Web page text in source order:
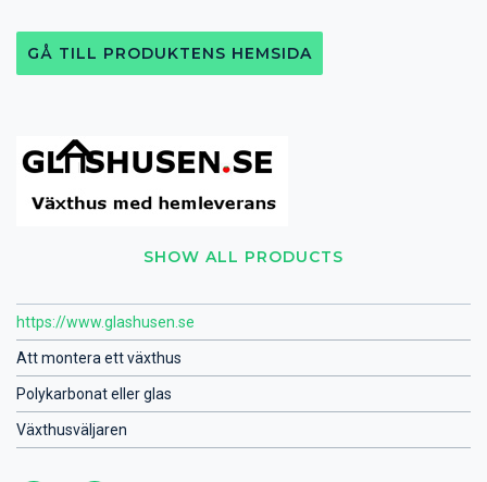
SHOW ALL PRODUCTS
https://www.glashusen.se
Att montera ett växthus
Polykarbonat eller glas
Växthusväljaren
GÅ TILL PRODUKTENS HEMSIDA